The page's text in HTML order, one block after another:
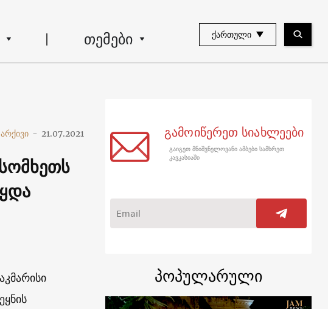
თემები ᲥᲐᲠᲗᲣᲚᲘ
არქივი - 21.07.2021 გამოიწერეთ სიახლეები
გაიგეთ მნიშვნელოვანი ამბები სამხრეთ
კავკასიაში
პოპულარული